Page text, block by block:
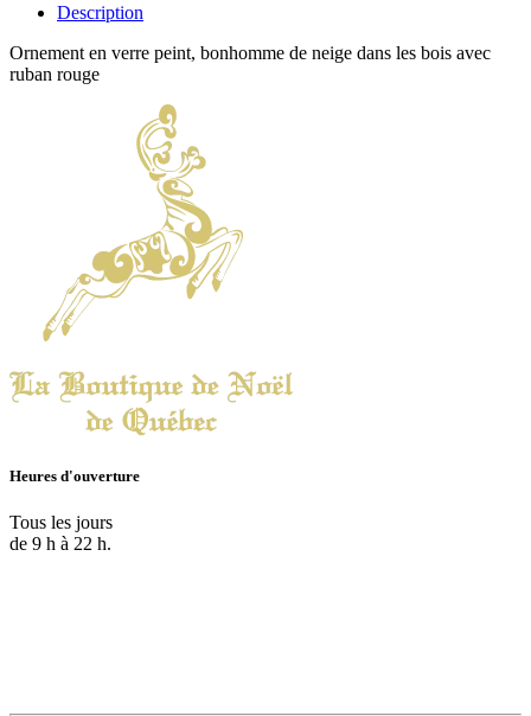
Description
Ornement en verre peint, bonhomme de neige dans les bois avec
ruban rouge
Heures d'ouverture
Tous les jours
de 9 h à 22 h.